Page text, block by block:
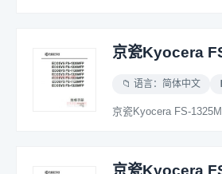
京瓷Kyocera
📁 语言：简体中文
京瓷Kyocera FS-
京瓷Kyocera